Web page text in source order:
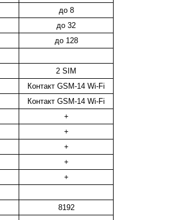
до 8
до 32
до 128
2 SIM
Контакт GSM-14 Wi-Fi
Контакт GSM-14 Wi-Fi
+
+
+
+
+
8192